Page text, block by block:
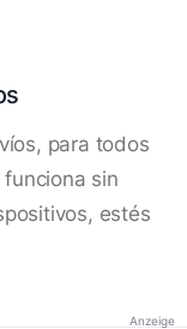
para todos
sin
estés
Anzeige